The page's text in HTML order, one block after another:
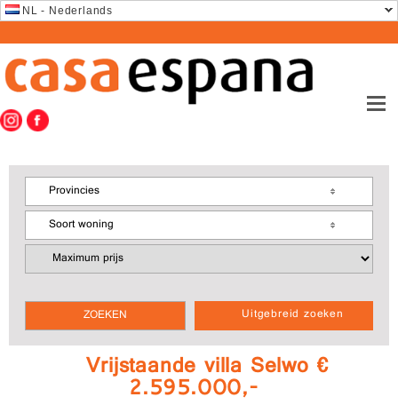
NL - Nederlands
Uitgebreid zoeken
Provincies
Soort woning
Vrijstaande villa Selwo €
2.595.000,-